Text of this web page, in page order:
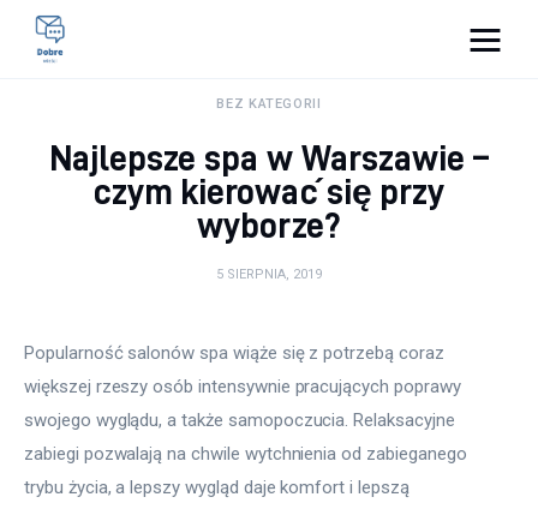
Lifestyle
Kunchnia i kulinaria
Uroda
Więcej
BEZ KATEGORII
Najlepsze spa w Warszawie –
czym kierować się przy
wyborze?
5 SIERPNIA, 2019
Popularność salonów spa wiąże się z potrzebą coraz
większej rzeszy osób intensywnie pracujących poprawy
swojego wyglądu, a także samopoczucia. Relaksacyjne
zabiegi pozwalają na chwile wytchnienia od zabieganego
trybu życia, a lepszy wygląd daje komfort i lepszą